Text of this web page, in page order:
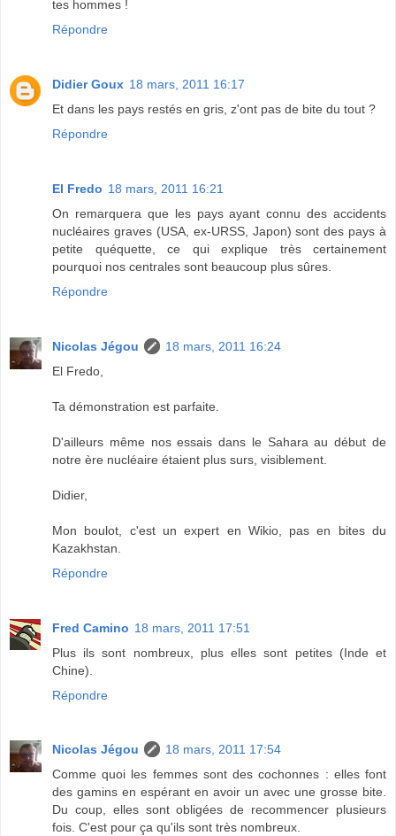
tes hommes !
Répondre
Didier Goux 18 mars, 2011 16:17
Et dans les pays restés en gris, z'ont pas de bite du tout ?
Répondre
El Fredo 18 mars, 2011 16:21
On remarquera que les pays ayant connu des accidents
nucléaires graves (USA, ex-URSS, Japon) sont des pays à
petite quéquette, ce qui explique très certainement
pourquoi nos centrales sont beaucoup plus sûres.
Répondre
Nicolas Jégou
18 mars, 2011 16:24
El Fredo,
Ta démonstration est parfaite.
D'ailleurs même nos essais dans le Sahara au début de
notre ère nucléaire étaient plus surs, visiblement.
Didier,
Mon boulot, c'est un expert en Wikio, pas en bites du
Kazakhstan.
Répondre
Fred Camino 18 mars, 2011 17:51
Plus ils sont nombreux, plus elles sont petites (Inde et
Chine).
Répondre
Nicolas Jégou
18 mars, 2011 17:54
Comme quoi les femmes sont des cochonnes : elles font
des gamins en espérant en avoir un avec une grosse bite.
Du coup, elles sont obligées de recommencer plusieurs
fois. C'est pour ça qu'ils sont très nombreux.